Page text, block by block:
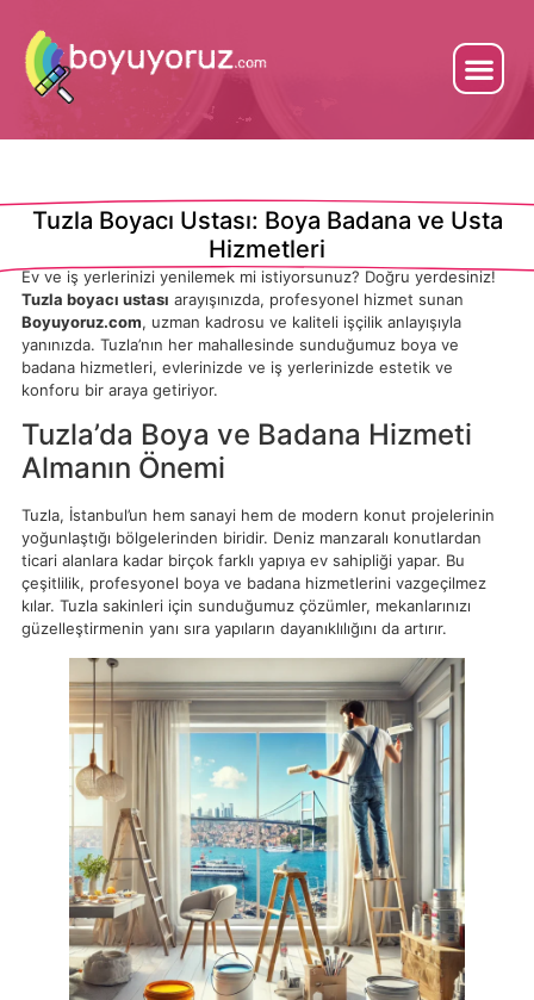
Tuzla Boyacı Ustası: Boya Badana ve Usta
Hizmetleri
Ev ve iş yerlerinizi yenilemek mi istiyorsunuz? Doğru yerdesiniz!
Tuzla boyacı ustası arayışınızda, profesyonel hizmet sunan
Boyuyoruz.com, uzman kadrosu ve kaliteli işçilik anlayışıyla
yanınızda. Tuzla’nın her mahallesinde sunduğumuz boya ve
badana hizmetleri, evlerinizde ve iş yerlerinizde estetik ve
konforu bir araya getiriyor.
Tuzla’da Boya ve Badana Hizmeti
Almanın Önemi
Tuzla, İstanbul’un hem sanayi hem de modern konut projelerinin
yoğunlaştığı bölgelerinden biridir. Deniz manzaralı konutlardan
ticari alanlara kadar birçok farklı yapıya ev sahipliği yapar. Bu
çeşitlilik, profesyonel boya ve badana hizmetlerini vazgeçilmez
kılar. Tuzla sakinleri için sunduğumuz çözümler, mekanlarınızı
güzelleştirmenin yanı sıra yapıların dayanıklılığını da artırır.